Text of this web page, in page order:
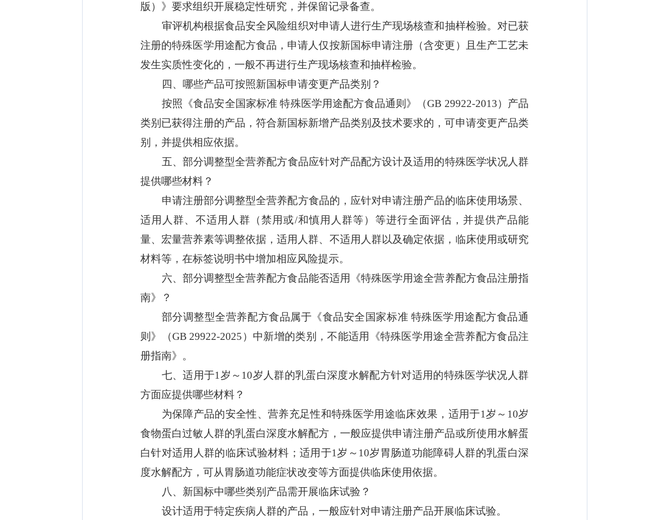
版）》要求组织开展稳定性研究，并保留记录备查。
审评机构根据食品安全风险组织对申请人进行生产现场核查和抽样检验。对已获
注册的特殊医学用途配方食品，申请人仅按新国标申请注册（含变更）且生产工艺未
发生实质性变化的，一般不再进行生产现场核查和抽样检验。
四、哪些产品可按照新国标申请变更产品类别？
按照《食品安全国家标准 特殊医学用途配方食品通则》（GB 29922-2013）产品
类别 已获得注册的产品，符合新国标新增产品类别及技术要求的，可申请变更产品类
别，并提供相应依据。
五、 部分调整型全营养配方食品应针对产品配方设计及适用的特殊医学状况人群
提供哪些材料？
申请注册部分调整型全营养配方食品的， 应针对申请注册产品的临床使用场景、
适用人群、不适用人群（禁用或/和慎用人群等）等进行全面评估， 并提供产品能
量、宏量营养素等调整依据，适用人群、 不适用人群以及确定依据 ，临床使用或研究
材料等， 在标签说明书中增加相应风险提示。
六、 部分调整型全营养配方食品能否适用
《特殊医学用途全营养配方食品注册指
南》
？
部分调整型全营养配方食品属于 《食品安全国家标准 特殊医学用途配方食品通
则》（GB 29922-2025 ） 中新增的类别，不能适用
《特殊医学用途全营养配方食品注
册指南》。
七、适用于1岁～ 10岁人群的乳蛋白深度水解配方针对适用的特殊医学状况人群
方面应提供哪些材料？
为保障产品的安全性、营养充足性和特殊医学用途临床效果，适用于1岁～ 10岁
食物蛋白过敏人群的乳蛋白深度水解配方， 一般应提供申请注册产品或所使用水解蛋
白针对适用人群的临床试验材料 ； 适用于1岁～ 10岁胃肠道功能障碍人群的乳蛋白深
度水解配方，可从胃肠道功能症状改变等方面提供临床使用依据。
八、 新国标中哪些类别产品需开展临床试验？
设计适用于特定疾病人群的产品， 一般应针对申请注册产品开展临床试验。